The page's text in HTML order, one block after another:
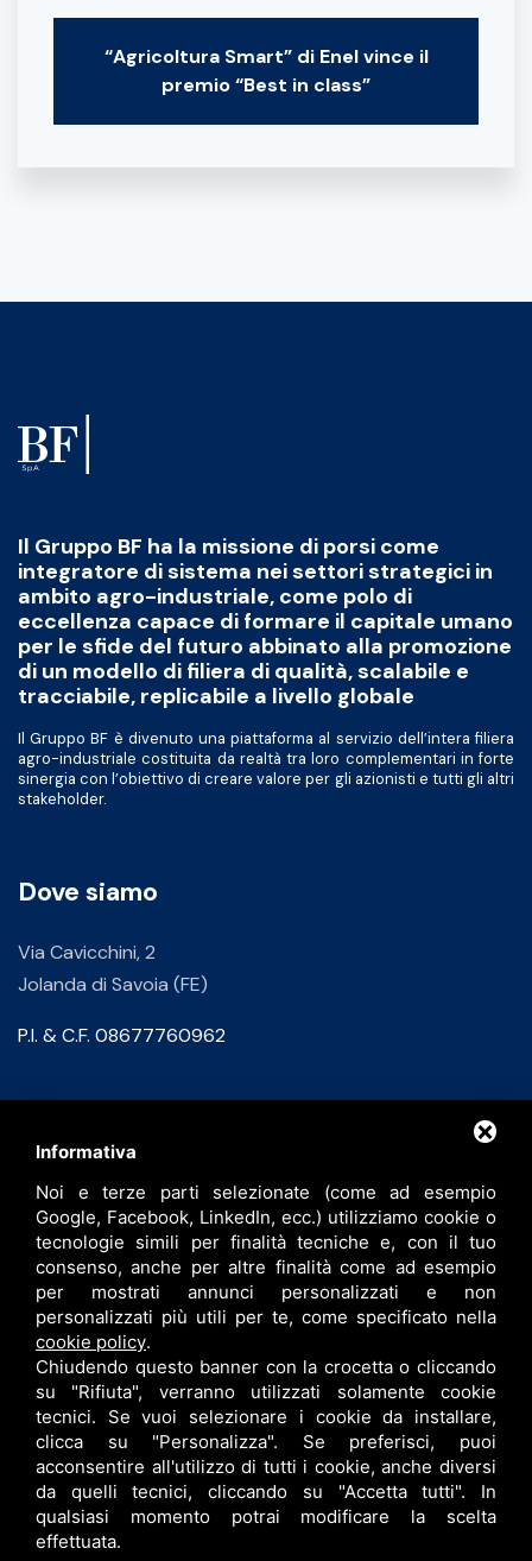
“Agricoltura Smart” di Enel vince il
premio “Best in class”
Il Gruppo BF ha la missione di porsi come
integratore di sistema nei settori strategici in
ambito agro-industriale, come polo di
eccellenza capace di formare il capitale umano
per le sfide del futuro abbinato alla promozione
di un modello di filiera di qualità, scalabile e
tracciabile, replicabile a livello globale
Il Gruppo BF è divenuto una piattaforma al servizio dell’intera filiera
agro-industriale costituita da realtà tra loro complementari in forte
sinergia con l’obiettivo di creare valore per gli azionisti e tutti gli altri
stakeholder.
Dove siamo
Via Cavicchini, 2
Jolanda di Savoia (FE)
P.I. & C.F. 08677760962
info@bfspa.it
+39 0532 836102
Lavora con noi
B.F. S.P.A. © •PRIVACY•CONTITOLARITÀ•
RESPONSABILE DEL TRATTAMENTO
• SITEMAP• QUESTO SITO È PROTETTO DA GOOGLE RECAPTCHA V3,
Informativa
Noi e terze parti selezionate (come ad esempio
Google, Facebook, LinkedIn, ecc.) utilizziamo cookie o
tecnologie simili per finalità tecniche e, con il tuo
consenso, anche per altre finalità come ad esempio
per mostrati annunci personalizzati e non
personalizzati più utili per te, come specificato nella
cookie policy.
Chiudendo questo banner con la crocetta o cliccando
su "Rifiuta", verranno utilizzati solamente cookie
tecnici. Se vuoi selezionare i cookie da installare,
clicca su "Personalizza". Se preferisci, puoi
acconsentire all'utilizzo di tutti i cookie, anche diversi
da quelli tecnici, cliccando su "Accetta tutti". In
qualsiasi momento potrai modificare la scelta
effettuata.